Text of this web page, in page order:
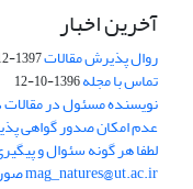
آخرین اخبار
روال پذیرش مقالات1397-12-11
تماس با مجله1396-10-12
نویسنده مسئول در مقالات
عدم امکان صدور گواهی
لطفا هر گونه سئوال و
mag_natures@ut.ac.ir صورت پذیرد.